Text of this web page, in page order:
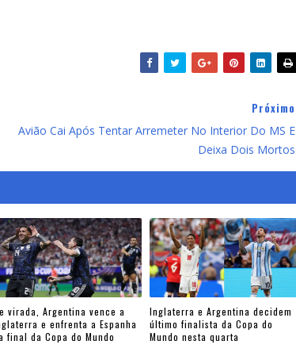
Próximo
Avião Cai Após Tentar Arremeter No Interior Do MS E
Deixa Dois Mortos
virada, Argentina vence a
e enfrenta a Espanha
final da Copa do Mundo
Inglaterra e Argentina decidem
último finalista da Copa do
Mundo nesta quarta